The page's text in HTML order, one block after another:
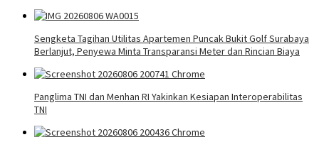
Sengketa Tagihan Utilitas Apartemen Puncak Bukit Golf Surabaya
Berlanjut, Penyewa Minta Transparansi Meter dan Rincian Biaya
Panglima TNI dan Menhan RI Yakinkan Kesiapan Interoperabilitas
TNI